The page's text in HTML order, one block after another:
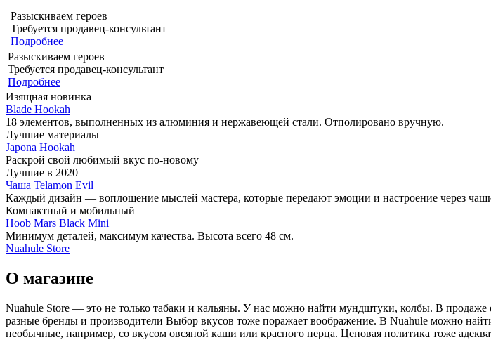
Разыскиваем героев
Требуется продавец-консультант
Подробнее
Разыскиваем героев
Требуется продавец-консультант
Подробнее
Изящная новинка
Blade Hookah
18 элементов, выполненных из алюминия и нержавеющей стали. Отполировано вручную.
Лучшие материалы
Japona Hookah
Раскрой свой любимый вкус по-новому
Лучшие в 2020
Чаша Telamon Evil
Каждый дизайн — воплощение мыслей мастера, которые передают эмоции и настроение через
Компактный и мобильный
Hoob Mars Black Mini
Минимум деталей, максимум качества. Высота всего 48 см.
Nuahule Store
О магазине
Nuahule Store — это не только табаки и кальяны. У нас можно найти мундштуки, колбы. В продаже
разные бренды и производители Выбор вкусов тоже поражает воображение. В Nuahule можно
необычные, например, со вкусом овсяной каши или красного перца. Ценовая политика тоже